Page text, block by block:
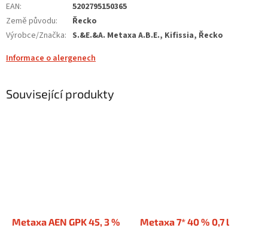
EAN:
5202795150365
Země původu:
Řecko
Výrobce/Značka: S.&E.&A. Metaxa A.B.E., Kifissia, Řecko
Informace o alergenech
Související produkty
Metaxa AEN GPK 45, 3 %
Metaxa 7* 40 % 0,7 l